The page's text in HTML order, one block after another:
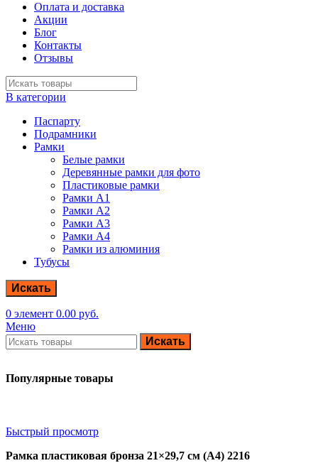
Оплата и доставка
Акции
Блог
Контакты
Отзывы
В категории
Паспарту
Подрамники
Рамки
Белые рамки
Деревянные рамки для фото
Пластиковые рамки
Рамки А1
Рамки А2
Рамки А3
Рамки А4
Рамки из алюминия
Тубусы
Искать
0 элемент 0.00 руб.
Меню
Искать
Популярные товары
Быстрый просмотр
Рамка пластиковая бронза 21×29,7 см (А4) 2216